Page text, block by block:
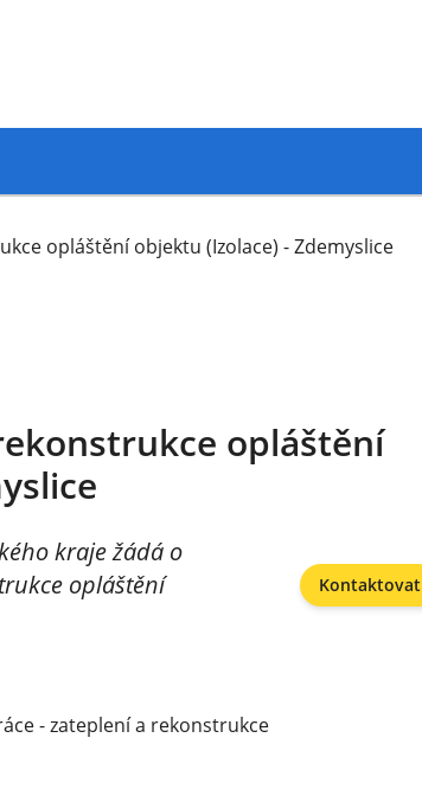
opláštění objektu (Izolace) - Zdemyslice
opláštění
kraje žádá o
opláštění
Kontaktovat
- zateplení a rekonstrukce